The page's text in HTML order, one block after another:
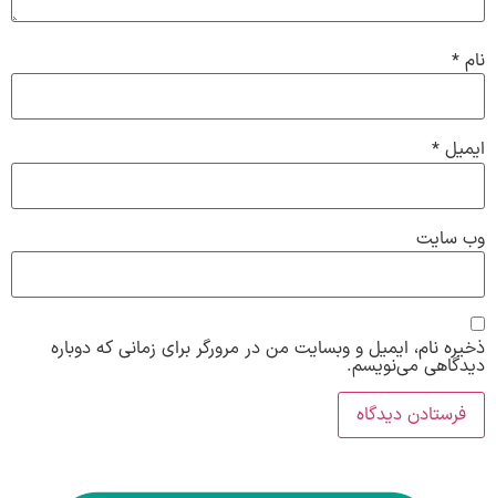
نام *
ایمیل *
وب‌ سایت
ذخیره نام، ایمیل و وبسایت من در مرورگر برای زمانی که دوباره
دیدگاهی می‌نویسم.